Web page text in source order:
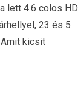
lett 4.6 colos HD
23 és 5
kicsit